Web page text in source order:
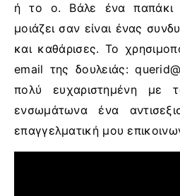
ή το o. Βάλε ένα παπάκι
μοιάζει σαν είναι ένας
και καθάρισες. Το
email της δουλειάς:
πολύ ευχαριστημένη με
ενσωμάτωνα ένα
επαγγελματική μου